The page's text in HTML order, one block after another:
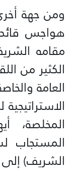
ومن جهة
هواجس
مقامه
الكثير من
العامة
المخلصة،
المستجاب
الشريف) إلى